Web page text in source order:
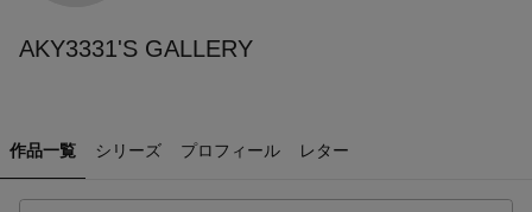
AKY3331'S GALLERY
作品一覧 シリーズ プロフィール レター